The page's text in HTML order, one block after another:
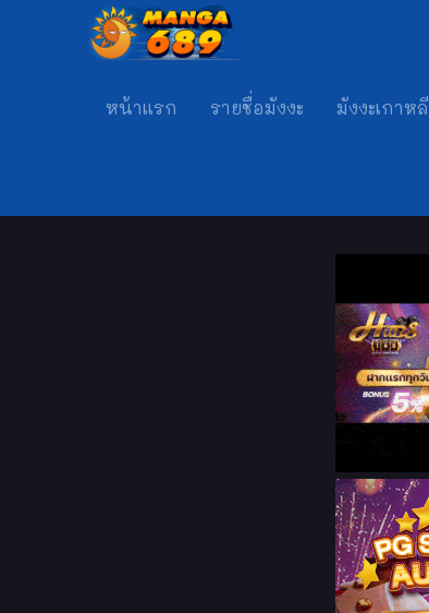
หน้าแรก รายชื่อมังงะ มังงะเกาหลี